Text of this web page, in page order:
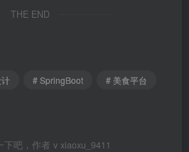
THE END
# SpringBoot
# 美食平台
下吧，作者 v xiaoxu_9411